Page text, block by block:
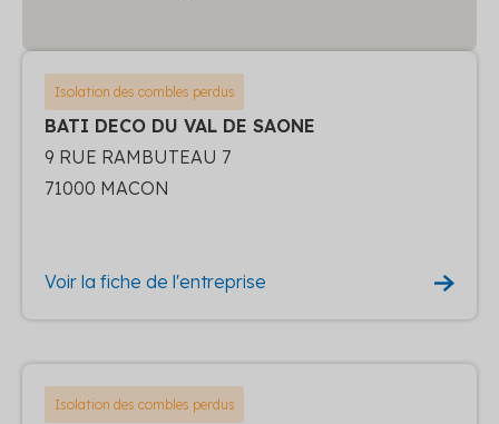
Isolation des combles perdus
BATI DECO DU VAL DE SAONE
9 RUE RAMBUTEAU 7
71000 MACON
Voir la fiche de l'entreprise
Isolation des combles perdus